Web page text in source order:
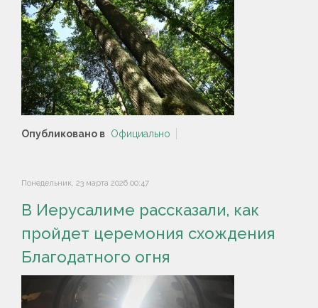
Опубликовано в Официально
Понедельник, 23 марта 2026 00:47
В Иерусалиме рассказали, как
пройдет церемония схождения
Благодатного огня